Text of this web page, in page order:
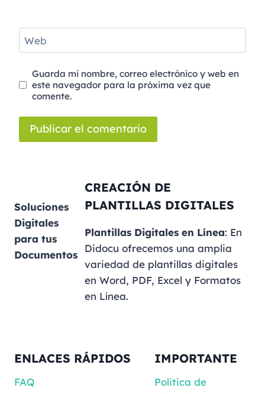
Web
Guarda mi nombre, correo electrónico y web en
este navegador para la próxima vez que
comente.
Soluciones
Digitales
para tus
Documentos
CREACIÓN DE
PLANTILLAS DIGITALES
Plantillas Digitales en Línea: En
Didocu ofrecemos una amplia
variedad de plantillas digitales
en Word, PDF, Excel y Formatos
en Línea.
ENLACES RÁPIDOS
FAQ
IMPORTANTE
Politica de